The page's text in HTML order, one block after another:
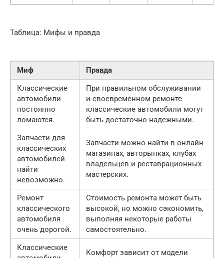
Таблица: Мифы и правда
Миф
Правда
Классические
автомобили
постоянно
ломаются.
При правильном обслуживании
и своевременном ремонте
классические автомобили могут
быть достаточно надежными.
Запчасти для
классических
автомобилей
найти
невозможно.
Запчасти можно найти в онлайн-
магазинах, авторынках, клубах
владельцев и реставрационных
мастерских.
Ремонт
классического
автомобиля
очень дорогой.
Стоимость ремонта может быть
высокой, но можно сэкономить,
выполняя некоторые работы
самостоятельно.
Классические
Комфорт зависит от модели